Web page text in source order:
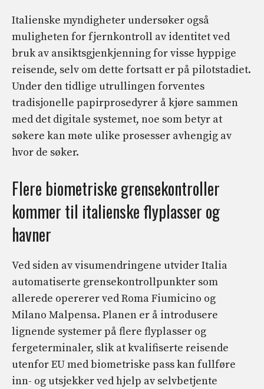
Italienske myndigheter undersøker også
muligheten for fjernkontroll av identitet ved
bruk av ansiktsgjenkjenning for visse hyppige
reisende, selv om dette fortsatt er på pilotstadiet.
Under den tidlige utrullingen forventes
tradisjonelle papirprosedyrer å kjøre sammen
med det digitale systemet, noe som betyr at
søkere kan møte ulike prosesser avhengig av
hvor de søker.
Flere biometriske grensekontroller
kommer til italienske flyplasser og
havner
Ved siden av visumendringene utvider Italia
automatiserte grensekontrollpunkter som
allerede opererer ved Roma Fiumicino og
Milano Malpensa. Planen er å introdusere
lignende systemer på flere flyplasser og
fergeterminaler, slik at kvalifiserte reisende
utenfor EU med biometriske pass kan fullføre
inn- og utsjekker ved hjelp av selvbetjente